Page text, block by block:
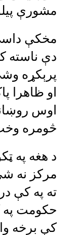
مشورې
مخکې
دې ناسته
پرېکړه
او ظاهرا
اوس
څومره
د هغه په
مرکز نه
ته په کې
حکومت په
کې برخه